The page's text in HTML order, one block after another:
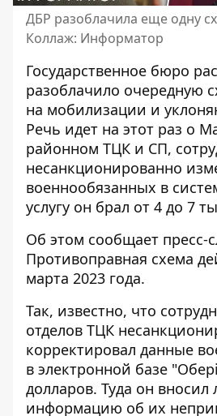
ДБР разоблачила еще одну
Коллаж: Информатор
Государственное бюро
разоблачило очередную
на мобилизации и
Речь идет на этот раз о
районном ТЦК и СП,
несанкционированно
военнообязанных в
услугу он брал от 4 до 7
Об этом сообщает пресс-
Противоправная схема
марта 2023 года.
Так, известно, что
отделов ТЦК
корректировал данные
в электронной базе
долларов. Туда он
информацию об их